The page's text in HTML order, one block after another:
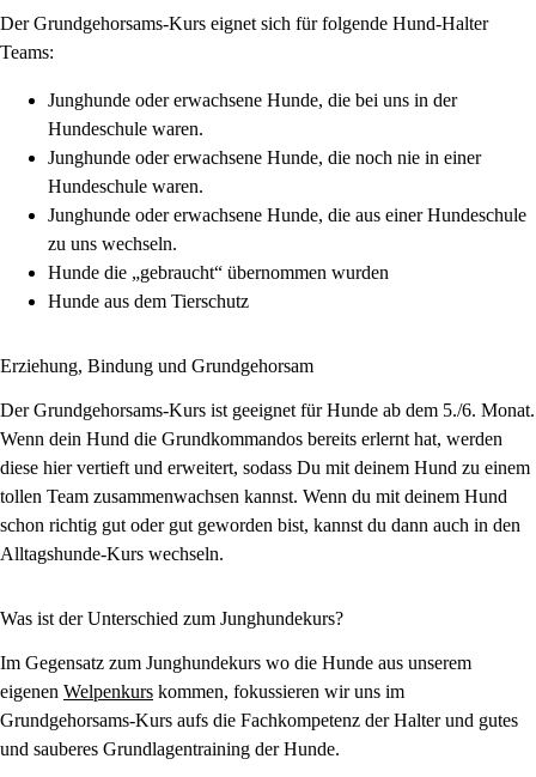
Der Grundgehorsams-Kurs eignet sich für folgende Hund-Halter
Teams:
Junghunde oder erwachsene Hunde, die bei uns in der
Hundeschule waren.
Junghunde oder erwachsene Hunde, die noch nie in einer
Hundeschule waren.
Junghunde oder erwachsene Hunde, die aus einer Hundeschule
zu uns wechseln.
Hunde die „gebraucht“ übernommen wurden
Hunde aus dem Tierschutz
Erziehung, Bindung und Grundgehorsam
Der Grundgehorsams-Kurs ist geeignet für Hunde ab dem 5./6. Monat.
Wenn dein Hund die Grundkommandos bereits erlernt hat, werden
diese hier vertieft und erweitert, sodass Du mit deinem Hund zu einem
tollen Team zusammenwachsen kannst. Wenn du mit deinem Hund
schon richtig gut oder gut geworden bist, kannst du dann auch in den
Alltagshunde-Kurs wechseln.
Was ist der Unterschied zum Junghundekurs?
Im Gegensatz zum Junghundekurs wo die Hunde aus unserem
eigenen Welpenkurs kommen, fokussieren wir uns im
Grundgehorsams-Kurs aufs die Fachkompetenz der Halter und gutes
und sauberes Grundlagentraining der Hunde.